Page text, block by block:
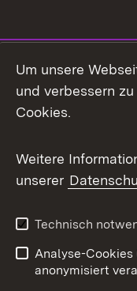
Facebook
X / Twitter
Youtube
Impressum
Um unsere
und verbessern
Cookies.
Weitere
unserer
Technisch
Analyse-
anonymisiert